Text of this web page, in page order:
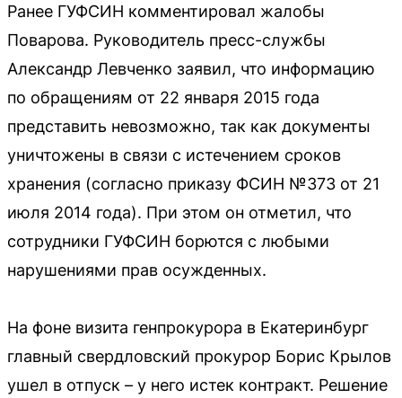
Ранее ГУФСИН комментировал жалобы
Поварова. Руководитель пресс-службы
Александр Левченко заявил, что информацию
по обращениям от 22 января 2015 года
представить невозможно, так как документы
уничтожены в связи с истечением сроков
хранения (согласно приказу ФСИН №373 от 21
июля 2014 года). При этом он отметил, что
сотрудники ГУФСИН борются с любыми
нарушениями прав осужденных.
На фоне визита генпрокурора в Екатеринбург
главный свердловский прокурор Борис Крылов
ушел в отпуск – у него истек контракт. Решение